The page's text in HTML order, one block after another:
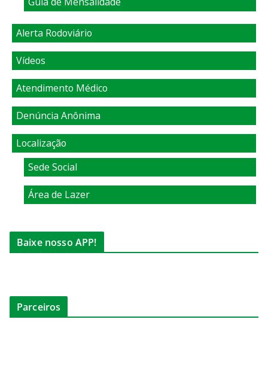
Alerta Rodoviário
Vídeos
Atendimento Médico
Denúncia Anônima
Localização
Sede Social
Área de Lazer
Baixe nosso APP!
Parceiros